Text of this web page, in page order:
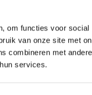
om functies voor
van onze site met
combineren met
services.